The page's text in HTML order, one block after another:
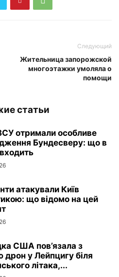
Следующий
Жительница запорожской
многоэтажки умоляла о
помощи
статьи
отримали особливе
Бундесверу: що в
атакували Київ
що відомо на цей
США пов’язала з
дрон у Лейпцигу біля
літака,...